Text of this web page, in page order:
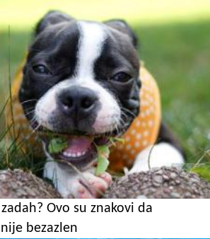
Ovo su znakovi da
bezazlen